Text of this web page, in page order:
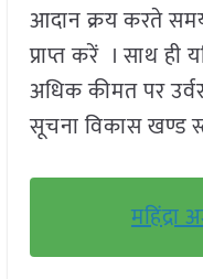
आदान क्रय करते
प्राप्त करें । साथ ही
अधिक कीमत पर
सूचना विकास खण्ड